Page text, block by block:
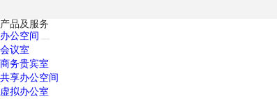
产品及服务
办公空间
会议室
商务贵宾室
共享办公空间
虚拟办公室